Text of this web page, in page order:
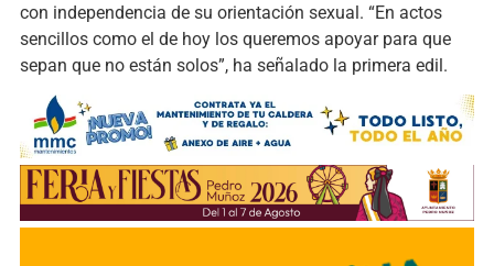
con independencia de su orientación sexual. “En actos
sencillos como el de hoy los queremos apoyar para que
sepan que no están solos”, ha señalado la primera edil.